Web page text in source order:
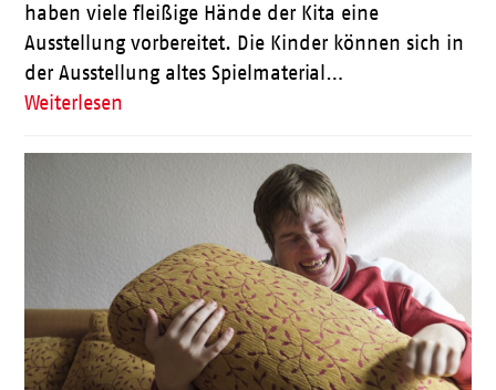
haben viele fleißige Hände der Kita eine
Ausstellung vorbereitet. Die Kinder können sich in
der Ausstellung altes Spielmaterial…
Weiterlesen